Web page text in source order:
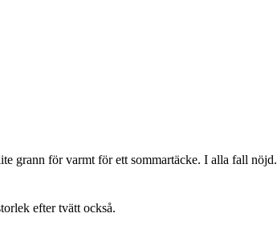
grann för varmt för ett sommartäcke. I alla fall nöjd.
efter tvätt också.